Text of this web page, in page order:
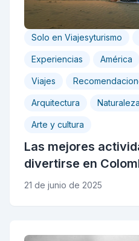
Solo en Viajesyturismo
Experiencias América
Viajes
Arquitectura Naturaleza
Arte y cultura
Las mejores
divertirse en
21 de junio de 2025